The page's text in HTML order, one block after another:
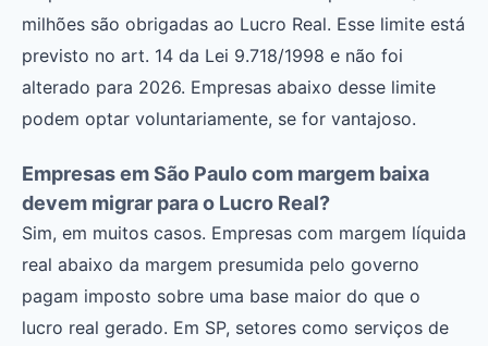
milhões são obrigadas ao Lucro Real. Esse limite está
previsto no art. 14 da Lei 9.718/1998 e não foi
alterado para 2026. Empresas abaixo desse limite
podem optar voluntariamente, se for vantajoso.
Empresas em São Paulo com margem baixa
devem migrar para o Lucro Real?
Sim, em muitos casos. Empresas com margem líquida
real abaixo da margem presumida pelo governo
pagam imposto sobre uma base maior do que o
lucro real gerado. Em SP, setores como serviços de